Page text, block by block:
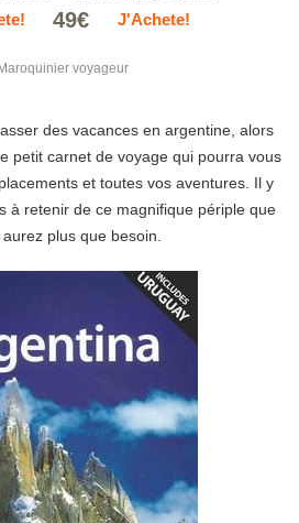
49€ J'Achete!
Maroquinier voyageur
des vacances en argentine, alors
petit carnet de voyage qui pourra vous
et toutes vos aventures. Il y
à retenir de ce magnifique périple que
plus que besoin.